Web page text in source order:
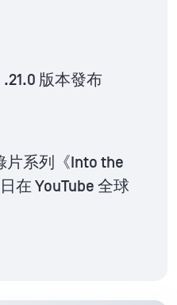
版本發布
片系列《Into the
在 YouTube 全球